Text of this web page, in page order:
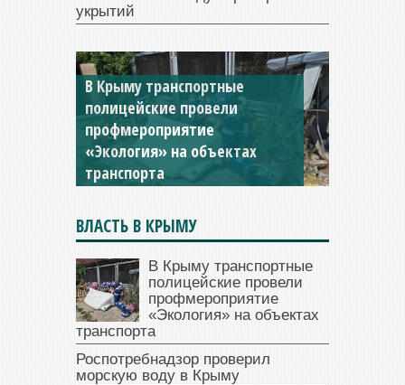
укрытий
Роспотребнадзор проверил
морскую воду в Крыму
ВЛАСТЬ В КРЫМУ
В Крыму транспортные
полицейские провели
профмероприятие
«Экология» на объектах
транспорта
Роспотребнадзор проверил
морскую воду в Крыму